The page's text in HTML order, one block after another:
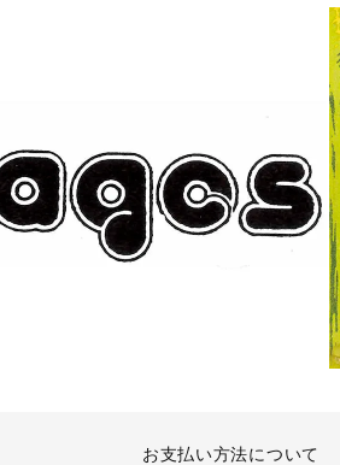
お支払い方法について